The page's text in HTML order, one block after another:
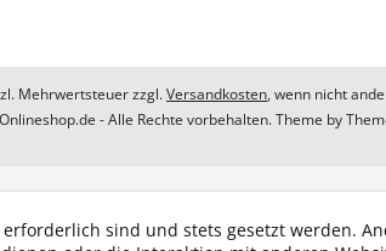
Mehrwertsteuer zzgl.Versandkosten, wenn nicht
- Alle Rechte vorbehalten. Theme by
sind und stets gesetzt werden.